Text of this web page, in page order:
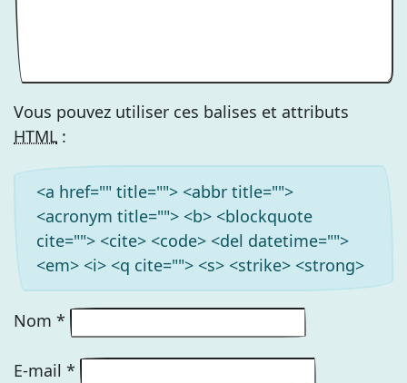
Vous pouvez utiliser ces balises et attributs
HTML :
<a href="" title=""> <abbr title="">
<acronym title=""> <b> <blockquote
cite=""> <cite> <code> <del datetime="">
<em> <i> <q cite=""> <s> <strike> <strong>
Nom *
E-mail *